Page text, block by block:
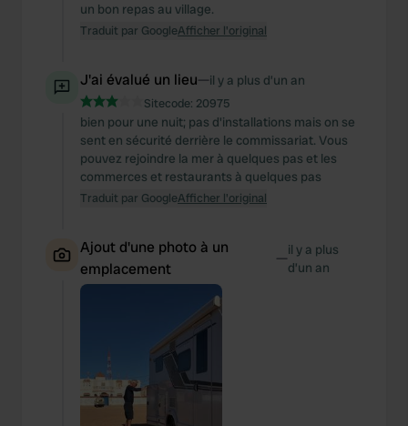
un bon repas au village.
Traduit par GoogleAfficher l'original
J'ai évalué un lieu—il y a plus d’un an
Sitecode: 20975
bien pour une nuit; pas d'installations mais on se
sent en sécurité derrière le commissariat. Vous
pouvez rejoindre la mer à quelques pas et les
commerces et restaurants à quelques pas
Traduit par GoogleAfficher l'original
Ajout d'une photo à un
emplacement
—il y a plus
d’un an